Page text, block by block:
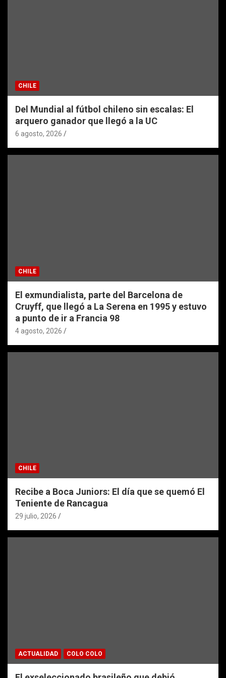
CHILE
Del Mundial al fútbol chileno sin escalas: El
arquero ganador que llegó a la UC
6 agosto, 2026
CHILE
El exmundialista, parte del Barcelona de
Cruyff, que llegó a La Serena en 1995 y estuvo
a punto de ir a Francia 98
4 agosto, 2026
CHILE
Recibe a Boca Juniors: El día que se quemó El
Teniente de Rancagua
29 julio, 2026
ACTUALIDAD COLO COLO